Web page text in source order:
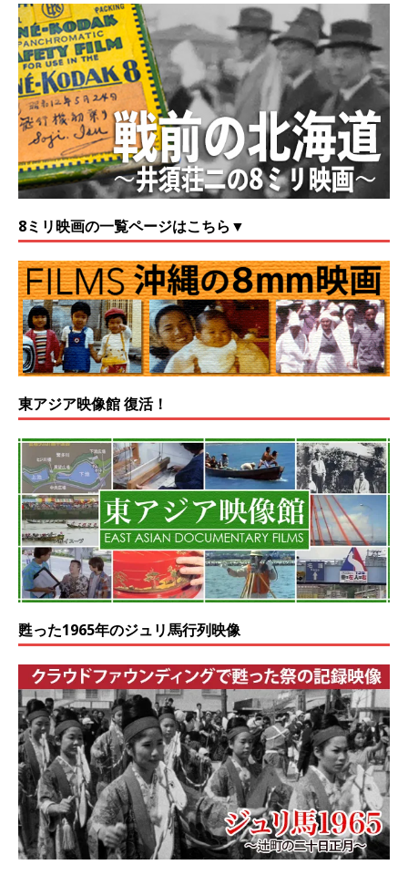
8ミリ映画の一覧ページはこちら▼
東アジア映像館 復活！
甦った1965年のジュリ馬行列映像